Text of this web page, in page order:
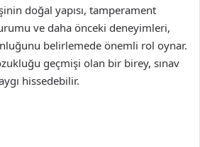
doğal yapısı, tamperament
ve daha önceki deneyimleri,
belirlemede önemli rol oynar.
geçmişi olan bir birey, sınav
hissedebilir.